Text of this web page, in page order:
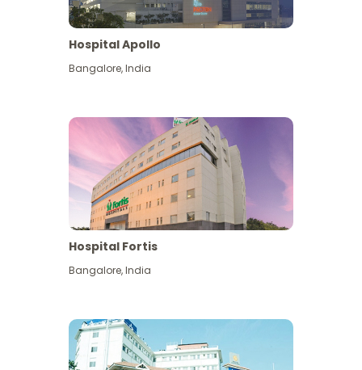
Hospital Apollo
Bangalore,India
Hospital Fortis
Bangalore,India